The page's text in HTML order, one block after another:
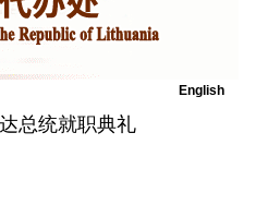
English
总统就职典礼